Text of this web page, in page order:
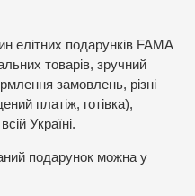
елітних подарунків FAMA
товарів, зручний
замовлень, різні
платіж, готівка),
Україні.
подарунок можна у